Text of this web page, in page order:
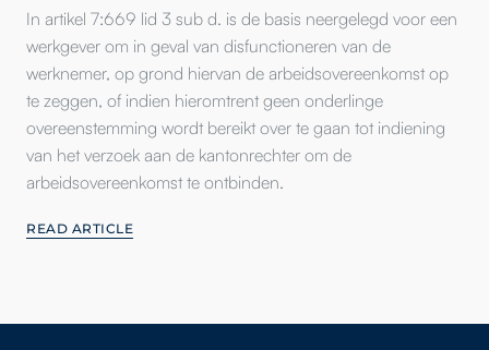
In artikel 7:669 lid 3 sub d. is de basis neergelegd voor een
werkgever om in geval van disfunctioneren van de
werknemer, op grond hiervan de arbeidsovereenkomst op
te zeggen, of indien hieromtrent geen onderlinge
overeenstemming wordt bereikt over te gaan tot indiening
van het verzoek aan de kantonrechter om de
arbeidsovereenkomst te ontbinden.
READ ARTICLE